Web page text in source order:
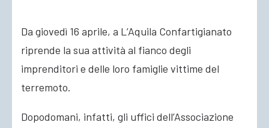
Da giovedì 16 aprile, a L’Aquila Confartigianato
riprende la sua attività al fianco degli
imprenditori e delle loro famiglie vittime del
terremoto.
Dopodomani, infatti, gli uffici dell’Associazione